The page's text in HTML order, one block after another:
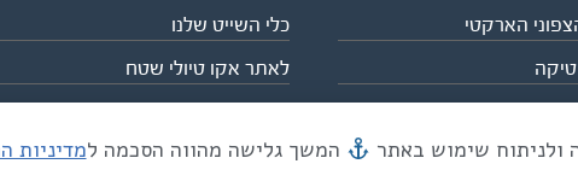
הארקטי
כלי השייט שלנו
לאתר אקו טיולי שטח
מייל mail@eco.co.il | כתובתנו המסגר 55, תל אביב
המשך גלישה מהווה הסכמה למדיניות